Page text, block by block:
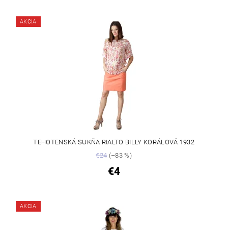
AKCIA
TEHOTENSKÁ SUKŇA RIALTO BILLY KORÁLOVÁ 1932
€24(–83 %)
€4
AKCIA